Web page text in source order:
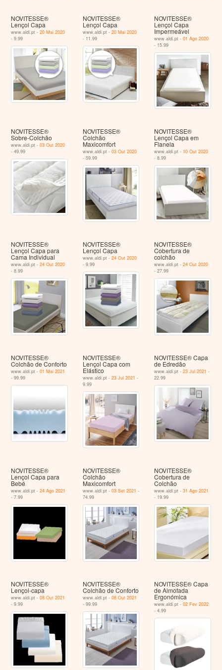
NOVITESSE®
Lençol Capa
www.aldi.pt -20 Mai 2020
- 9.99
NOVITESSE®
Lençol Capa
www.aldi.pt - 20 Mai 2020
- 11.99
NOVITESSE®
Lençol Capa
Impermeável
www.aldi.pt -01 Ago 2020
- 15.99
NOVITESSE®
Sobre-Colchão
www.aldi.pt -03 Out 2020
- 49.99
NOVITESSE®
Colchão
Maxicomfort
www.aldi.pt - 03 Out 2020
- 59.99
NOVITESSE®
Lençol Capa em
Flanela
www.aldi.pt - 10 Out 2020
- 8.99
NOVITESSE®
Lençol Capa para
Cama Individual
www.aldi.pt -24 Out 2020
- 8.99
NOVITESSE®
Lençol Capa
www.aldi.pt - 24 Out 2020
- 9.99
NOVITESSE®
Cobertura de
colchão
www.aldi.pt -24 Out 2020
- 27.99
NOVITESSE®
Colchão de Conforto
www.aldi.pt -01 Mai 2021
- 99.99
NOVITESSE®
Lençol Capa com
Elástico
www.aldi.pt - 23 Jul 2021 -
9.99
NOVITESSE® Capa
de Edredão
www.aldi.pt -23 Jul 2021 -
22.99
NOVITESSE®
Lençol Capa para
Bebé
www.aldi.pt -24 Ago 2021
- 7.99
NOVITESSE®
Colchão
Maxicomfort
www.aldi.pt - 03 Set 2021 -
74.99
NOVITESSE®
Cobertura de
Colchão
www.aldi.pt -31 Ago 2021
- 19.99
NOVITESSE®
Lençol-capa
www.aldi.pt -08 Out 2021
- 9.99
NOVITESSE®
Colchão de Conforto
www.aldi.pt - 08 Out 2021
- 99.99
NOVITESSE® Capa
de Almofada
Ergonómica
www.aldi.pt -02 Fev 2022
- 4.99